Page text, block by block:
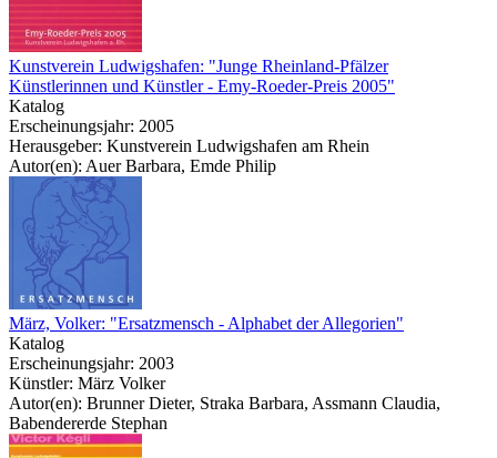
Kunstverein Ludwigshafen: "Junge Rheinland-Pfälzer
Künstlerinnen und Künstler - Emy-Roeder-Preis 2005"
Katalog
Erscheinungsjahr: 2005
Herausgeber: Kunstverein Ludwigshafen am Rhein
Autor(en): Auer Barbara, Emde Philip
März, Volker: "Ersatzmensch - Alphabet der Allegorien"
Katalog
Erscheinungsjahr: 2003
Künstler: März Volker
Autor(en): Brunner Dieter, Straka Barbara, Assmann Claudia,
Babendererde Stephan